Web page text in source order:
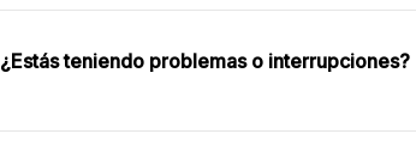
¿Estás teniendo problemas o interrupciones?